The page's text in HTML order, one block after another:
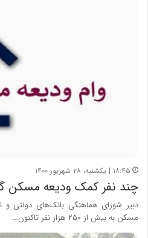
۱۸:۴۵ | یکشنبه، ۲۸ شهریور ۱۴۰۰
چند نفر کمک ودیعه مسکن
دبیر شورای هماهنگی بانک‌های دولتی و
مسکن به بیش از ۲۵۰ هزار نفر تاکنون…